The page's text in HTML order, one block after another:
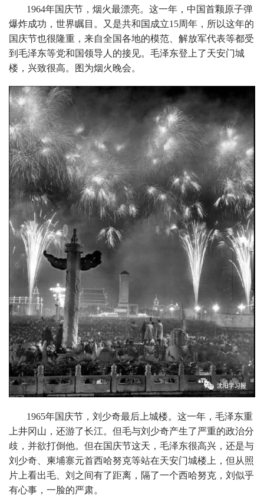
1964年国庆节，烟火最漂亮。这一年，中国首颗原子弹
爆炸成功，世界瞩目。又是共和国成立15周年，所以这年的
国庆节也很隆重，来自全国各地的模范、解放军代表等都受
到毛泽东等党和国领导人的接见。毛泽东登上了天安门城
楼，兴致很高。图为烟火晚会。
1965年国庆节，刘少奇最后上城楼。这一年，毛泽东重
上井冈山，还游了长江。但毛与刘少奇产生了严重的政治分
歧，并欲打倒他。但在国庆节这天，毛泽东很高兴，还是与
刘少奇、柬埔寨元首西哈努克等站在天安门城楼上，但从照
片上看出毛、刘之间有了距离，隔了一个西哈努克，刘似乎
有心事，一脸的严肃。